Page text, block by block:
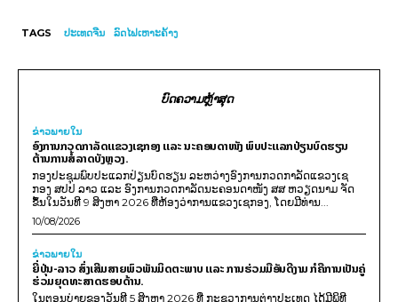
TAGS ປະເທດຈີນ ລົດໄຟເຫາະຄ້າງ
ບົດຄວາມຫຼ້າສຸດ
ຂ່າວພາຍ​ໃນ
ອົງການກວດກາລັດແຂວງເຊກອງ ແລະ ນະຄອນດາໜັງ ພົບປະແລກປ່ຽນບົດຮຽນ
ຕ້ານການສໍ້ລາດບັງຫຼວງ.
ກອງປະຊຸມພົບປະແລກປ່ຽນບົດຮຽນ ລະຫວ່າງອົງການກວດກາລັດແຂວງເຊ
ກອງ ສປປ ລາວ ແລະ ອົງການກວດກາລັດນະຄອນດາໜັງ ສສ ຫວຽດນາມ ຈັດ
ຂຶ້ນໃນວັນທີ 9 ສິງຫາ 2026 ທີ່ຫ້ອງວ່າການແຂວງເຊກອງ, ໂດຍມີທ່ານ...
10/08/2026
ຂ່າວພາຍ​ໃນ
ຍີ່ປຸ່ນ-ລາວ ສົ່ງເສີມສາຍພົວພັນມິດຕະພາບ ແລະ ການຮ່ວມມືອັນດີງາມ ກໍຄືການເປັນຄູ່
ຮ່ວມຍຸດທະສາດຮອບດ້ານ.
ໃນຕອນບ່າຍຂອງວັນທີ 5 ສິງຫາ 2026 ທີ່ ກະຊວງການຕ່າງປະເທດ ໄດ້ມີພິທີ